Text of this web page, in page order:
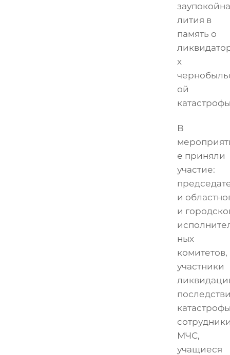
лития в
память о
х
ой
В
е приняли
участие:
и
и
ных
комитетов,
участники
МЧС,
учащиеся